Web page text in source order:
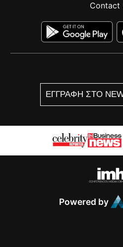
ΕΓΓΡΑΦΗ ΣΤΟ
Contact
Powered by